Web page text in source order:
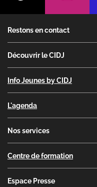
Restons en contact
Découvrir le CIDJ
Info Jeunes by CIDJ
L'agenda
Nos services
Centre de formation
Espace Presse